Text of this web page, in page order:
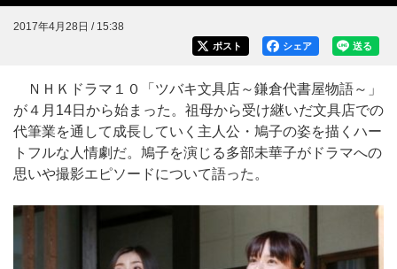
2017年4月28日 / 15:38
送る
シェア
ポスト
ＮＨＫドラマ１０「ツバキ文具店～鎌倉代書屋物語～」
が４月14日から始まった。祖母から受け継いだ文具店での
代筆業を通して成長していく主人公・鳩子の姿を描くハー
トフルな人情劇だ。鳩子を演じる多部未華子がドラマへの
思いや撮影エピソードについて語った。